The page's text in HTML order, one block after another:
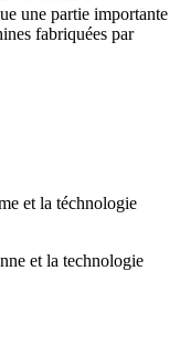
une partie importante
fabriquées par
et la téchnologie
et la technologie